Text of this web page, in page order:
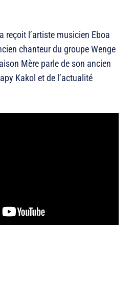
reçoit l’artiste musicien Eboa
chanteur du groupe Wenge
Mère parle de son ancien
Kakol et de l’actualité